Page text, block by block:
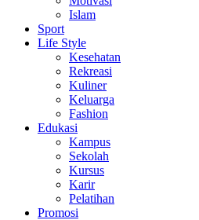
Islam
Sport
Life Style
Kesehatan
Rekreasi
Kuliner
Keluarga
Fashion
Edukasi
Kampus
Sekolah
Kursus
Karir
Pelatihan
Promosi